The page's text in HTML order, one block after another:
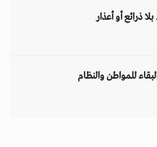
ذرائع أو أعذار
للمواطن والنظام